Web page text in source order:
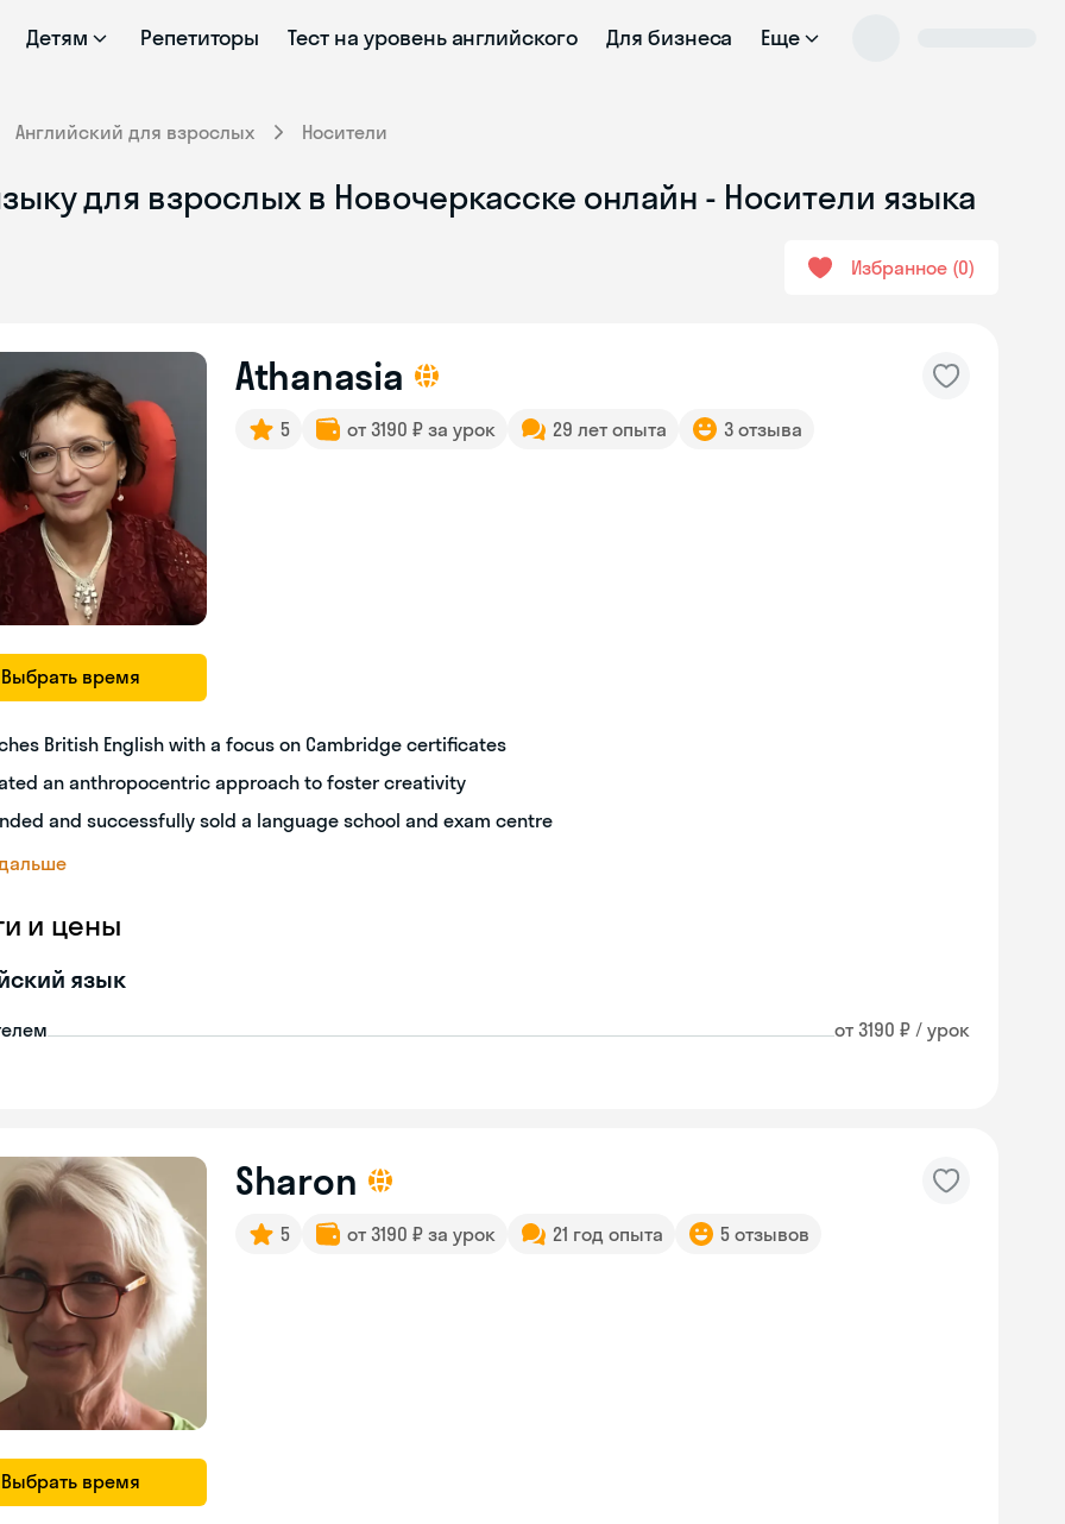
Детям Репетиторы Тест на уровень английского Для бизнеса Еще
Английский для взрослых Носители
для взрослых в Новочеркасске онлайн - Носители языка
Избранное 0
Выбрать время
Athanasia
5 от 3190 ₽ за урок 29 лет опыта 3 отзыва
British English with a focus on Cambridge certificates
an anthropocentric approach to foster creativity
and successfully sold a language school and exam centre
и цены
язык
от 3190 ₽ / урок
Выбрать время
Sharon
5 от 3190 ₽ за урок 21 год опыта 5 отзывов